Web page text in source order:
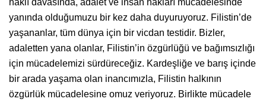
yanında olduğumuzu bir kez daha duyuruyoruz. Filistin’de
yaşananlar, tüm dünya için bir vicdan testidir. Bizler,
adaletten yana olanlar, Filistin’in özgürlüğü ve bağımsızlığı
için mücadelemizi sürdüreceğiz. Kardeşliğe ve barış içinde
bir arada yaşama olan inancımızla, Filistin halkının
özgürlük mücadelesine omuz veriyoruz. Birlikte mücadele